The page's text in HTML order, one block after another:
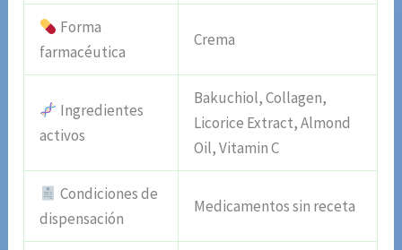
Forma
farmacéutica
Crema
Ingredientes
activos
Bakuchiol, Collagen,
Licorice Extract, Almond
Oil, Vitamin C
Condiciones de
dispensación
Medicamentos sin receta